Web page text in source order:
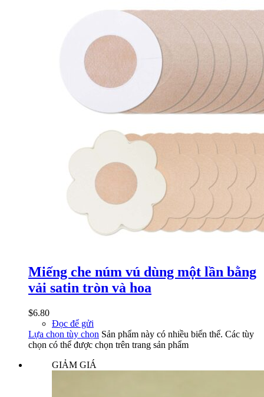
Miếng che núm vú dùng một lần bằng
vải satin tròn và hoa
$6.80
Đọc để gửi
Lựa chọn tùy chọn Sản phẩm này có nhiều biến thể. Các tùy
chọn có thể được chọn trên trang sản phẩm
GIẢM GIÁ